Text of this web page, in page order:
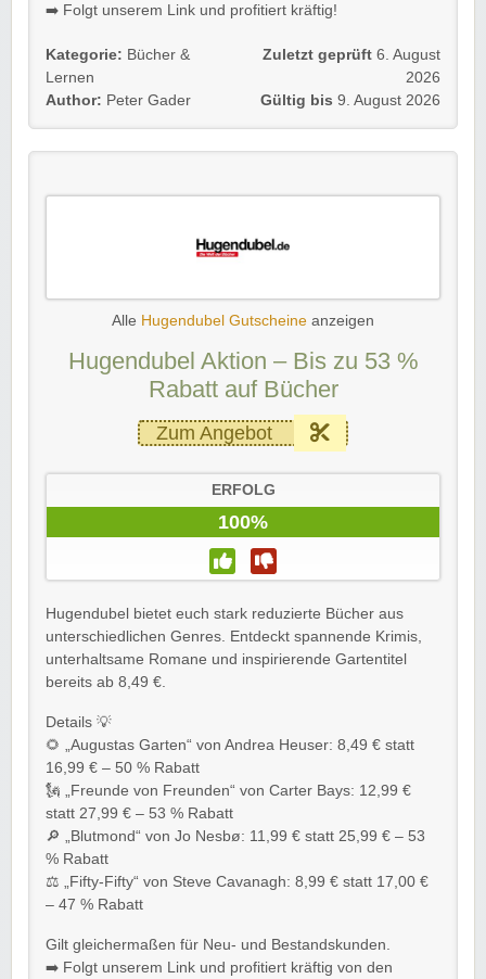
➡️ Folgt unserem Link und profitiert kräftig!
Kategorie: Bücher &
Lernen
Author: Peter Gader
Zuletzt geprüft 6. August
2026
Gültig bis 9. August 2026
Alle Hugendubel Gutscheine anzeigen
Hugendubel Aktion – Bis zu 53 %
Rabatt auf Bücher
Zum Angebot
ERFOLG
100%
Hugendubel bietet euch stark reduzierte Bücher aus
unterschiedlichen Genres. Entdeckt spannende Krimis,
unterhaltsame Romane und inspirierende Gartentitel
bereits ab 8,49 €.
Details 💡
🌻 „Augustas Garten“ von Andrea Heuser: 8,49 € statt
16,99 € – 50 % Rabatt
🗽 „Freunde von Freunden“ von Carter Bays: 12,99 €
statt 27,99 € – 53 % Rabatt
🔎 „Blutmond“ von Jo Nesbø: 11,99 € statt 25,99 € – 53
% Rabatt
⚖️ „Fifty-Fifty“ von Steve Cavanagh: 8,99 € statt 17,00 €
– 47 % Rabatt
Gilt gleichermaßen für Neu- und Bestandskunden.
➡️ Folgt unserem Link und profitiert kräftig von den